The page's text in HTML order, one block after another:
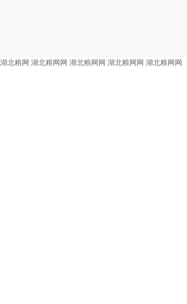
湖北粮网 湖北粮网网 湖北粮网网 湖北粮网网 湖北粮网网